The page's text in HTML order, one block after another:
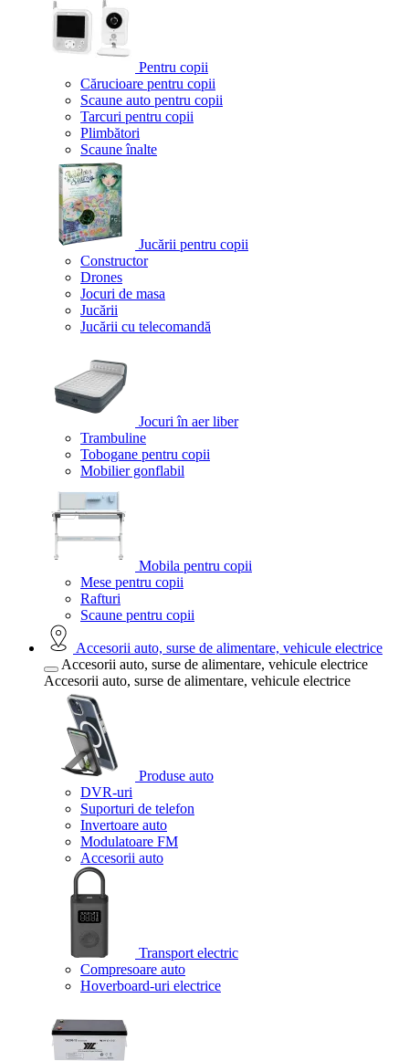
Pentru copii
Cărucioare pentru copii
Scaune auto pentru copii
Tarcuri pentru copii
Plimbători
Scaune înalte
Jucării pentru copii
Constructor
Drones
Jocuri de masa
Jucării
Jucării cu telecomandă
Jocuri în aer liber
Trambuline
Tobogane pentru copii
Mobilier gonflabil
Mobila pentru copii
Mese pentru copii
Rafturi
Scaune pentru copii
Accesorii auto, surse de alimentare, vehicule electrice
Accesorii auto, surse de alimentare, vehicule electrice
Accesorii auto, surse de alimentare, vehicule electrice
Produse auto
DVR-uri
Suporturi de telefon
Invertoare auto
Modulatoare FM
Accesorii auto
Transport electric
Compresoare auto
Hoverboard-uri electrice